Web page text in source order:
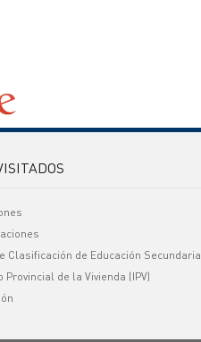
Clasificación de Educación Secundaria
Provincial de la Vivienda (IPV)